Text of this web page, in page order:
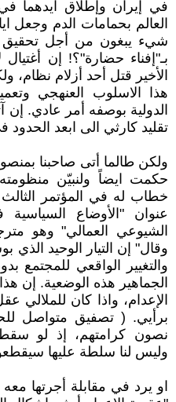
في إيران وإطلاق ايدهما في
العالم بحمامات الدم وجعل
شيء يبغون من أجل تحقيق
بـ"إفناء حضارة"؟! إن
الأخير قتل أحد أزلام
هذا الاسلوب العنهجي
الدولية بوصفه أمر عادي. إن
تقليد كارثي الى ابعد الحدود
ولكن طالما أتى صاحبنا
حكمت ايضاً ولنبيّن
عنوان "الأوضاع
الشيوعي العمالي" وهو
وقال" إن التيار الوحيد
والتغيير الواقعي للمجتمع
الجماهير هذه الوضعية. إن
الإعدام، واذا كان للملالي
برأيي. ( تصفيق متواصل
نصون كرامتهم، إذ لو
وليس لنا سلطة عليها